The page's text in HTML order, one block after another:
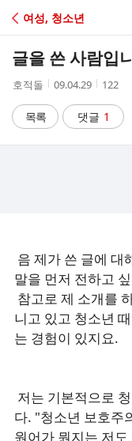
C
A
여성, 청소년
글을 쓴 사람입
작
자
호적돌
작
시
간
09.04.29
조
수
122
목록 댓글 1
음 제가 쓴 글에 대
말을 먼저 전하고
참고로 제 소개를
니고 있고 청소년
는 경험이 있지요.
저는 기본적으로
다. "청소년 보호주
원어가 뭔지는 저